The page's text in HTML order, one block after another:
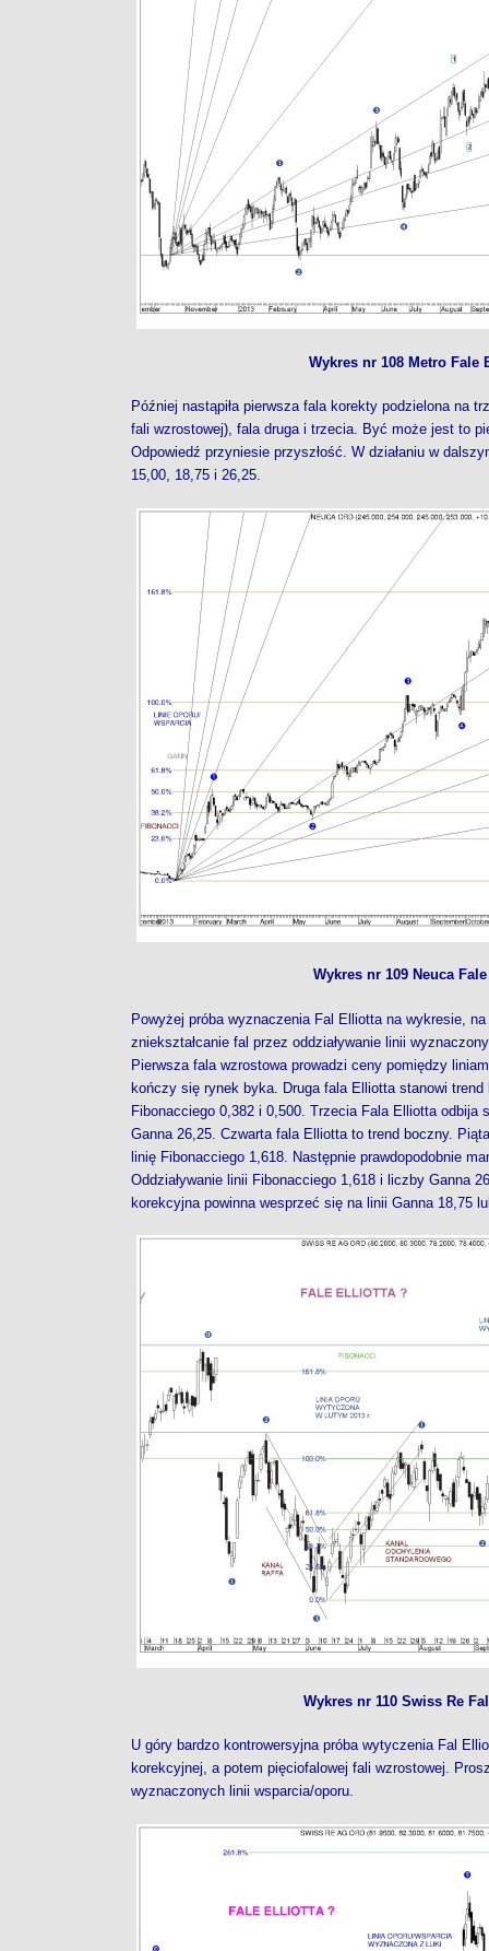
Wykres nr 108 Metro Fale
Później nastąpiła pierwsza fala korekty podzielona na
fali wzrostowej), fala druga i trzecia. Być może jest to
Odpowiedź przyniesie przyszłość. W działaniu w
15,00, 18,75 i 26,25.
Wykres nr 109 Neuca
Powyżej próba wyznaczenia Fal Elliotta na wykresie,
zniekształcanie fal przez oddziaływanie linii
Pierwsza fala wzrostowa prowadzi ceny pomiędzy
kończy się rynek byka. Druga fala Elliotta stanowi
Fibonacciego 0,382 i 0,500. Trzecia Fala Elliotta odbija
Ganna 26,25. Czwarta fala Elliotta to trend boczny.
linię Fibonacciego 1,618. Następnie prawdopodobnie
Oddziaływanie linii Fibonacciego 1,618 i liczby Ganna
korekcyjna powinna wesprzeć się na linii Ganna 18,75
Wykres nr 110 Swiss Re
U góry bardzo kontrowersyjna próba wytyczenia Fal
korekcyjnej, a potem pięciofalowej fali wzrostowej.
wyznaczonych linii wsparcia/oporu.